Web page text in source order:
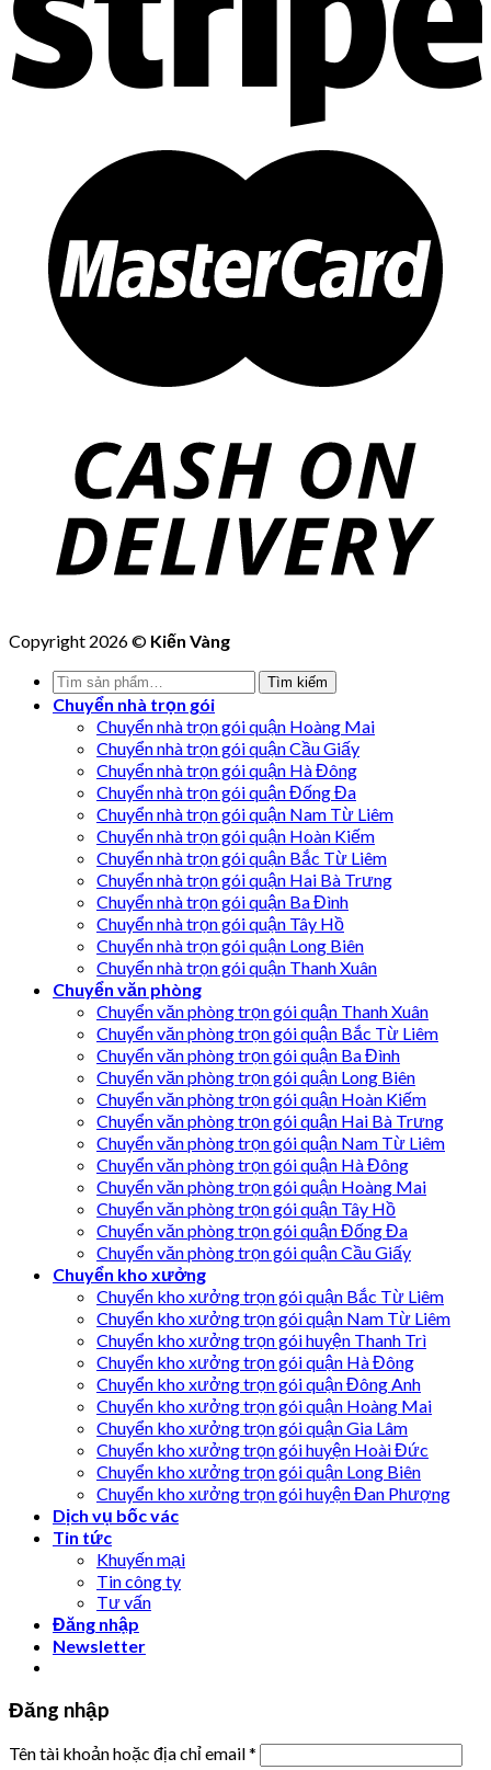
Copyright 2026 © Kiến Vàng
Tìm
kiếm:
Tìm kiếm
Chuyển nhà trọn gói
Chuyển nhà trọn gói quận Hoàng Mai
Chuyển nhà trọn gói quận Cầu Giấy
Chuyển nhà trọn gói quận Hà Đông
Chuyển nhà trọn gói quận Đống Đa
Chuyển nhà trọn gói quận Nam Từ Liêm
Chuyển nhà trọn gói quận Hoàn Kiếm
Chuyển nhà trọn gói quận Bắc Từ Liêm
Chuyển nhà trọn gói quận Hai Bà Trưng
Chuyển nhà trọn gói quận Ba Đình
Chuyển nhà trọn gói quận Tây Hồ
Chuyển nhà trọn gói quận Long Biên
Chuyển nhà trọn gói quận Thanh Xuân
Chuyển văn phòng
Chuyển văn phòng trọn gói quận Thanh Xuân
Chuyển văn phòng trọn gói quận Bắc Từ Liêm
Chuyển văn phòng trọn gói quận Ba Đình
Chuyển văn phòng trọn gói quận Long Biên
Chuyển văn phòng trọn gói quận Hoàn Kiếm
Chuyển văn phòng trọn gói quận Hai Bà Trưng
Chuyển văn phòng trọn gói quận Nam Từ Liêm
Chuyển văn phòng trọn gói quận Hà Đông
Chuyển văn phòng trọn gói quận Hoàng Mai
Chuyển văn phòng trọn gói quận Tây Hồ
Chuyển văn phòng trọn gói quận Đống Đa
Chuyển văn phòng trọn gói quận Cầu Giấy
Chuyển kho xưởng
Chuyển kho xưởng trọn gói quận Bắc Từ Liêm
Chuyển kho xưởng trọn gói quận Nam Từ Liêm
Chuyển kho xưởng trọn gói huyện Thanh Trì
Chuyển kho xưởng trọn gói quận Hà Đông
Chuyển kho xưởng trọn gói quận Đông Anh
Chuyển kho xưởng trọn gói quận Hoàng Mai
Chuyển kho xưởng trọn gói quận Gia Lâm
Chuyển kho xưởng trọn gói huyện Hoài Đức
Chuyển kho xưởng trọn gói quận Long Biên
Chuyển kho xưởng trọn gói huyện Đan Phượng
Dịch vụ bốc vác
Tin tức
Khuyến mại
Tin công ty
Tư vấn
Đăng nhập
Newsletter
Đăng nhập
Tên tài khoản hoặc địa chỉ email*